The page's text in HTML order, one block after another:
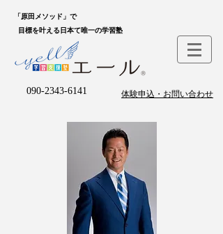
「原田メソッド」で
目標を叶える日本て唯一の学習塾
090-2343-6141 体験申込・お問い合わせ